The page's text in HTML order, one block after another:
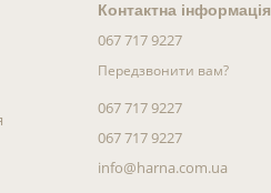
Контактна інформація
067 717 9227
Передзвонити вам?
067 717 9227
067 717 9227
info@harna.com.ua